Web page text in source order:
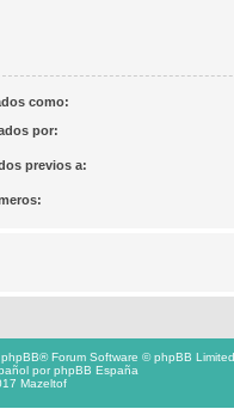
como:
por:
previos a:
phpBB® Forum Software © phpBB Limited
porphpBB España
Mazeltof